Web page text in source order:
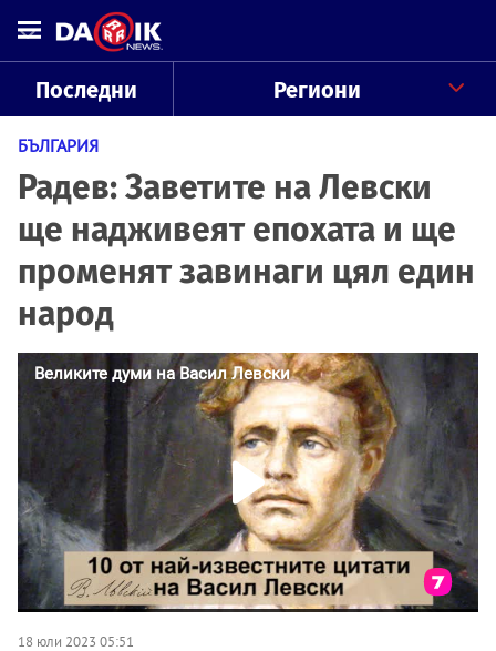
Последни Региони
БЪЛГАРИЯ
Радев: Заветите на Левски
ще надживеят епохата и ще
променят завинаги цял един
народ
18 юли 2023 05:51